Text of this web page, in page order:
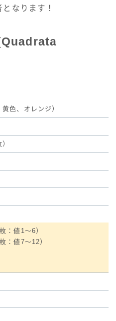
なります！
色、オレンジ）
：値1～6）
：値7～12）